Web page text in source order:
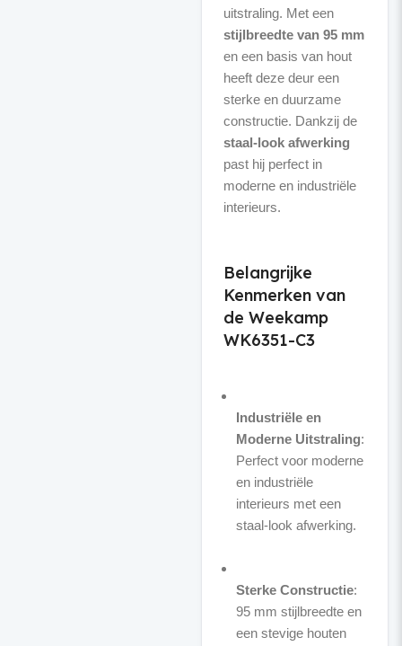
uitstraling. Met een
stijlbreedte van 95 mm
en een basis van hout
heeft deze deur een
sterke en duurzame
constructie. Dankzij de
staal-look afwerking
past hij perfect in
moderne en industriële
interieurs.
Belangrijke
Kenmerken van
de Weekamp
WK6351-C3
Industriële en
Moderne Uitstraling:
Perfect voor moderne
en industriële
interieurs met een
staal-look afwerking.
Sterke Constructie:
95 mm stijlbreedte en
een stevige houten